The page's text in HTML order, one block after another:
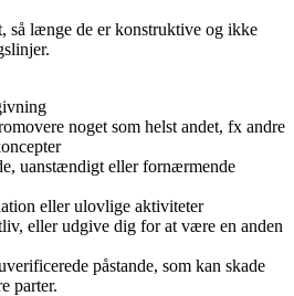
så længe de er konstruktive og ikke
noget som helst andet, fx andre
uanstændigt eller fornærmende
eller ulovlige aktiviteter
eller udgive dig for at være en anden
påstande, som kan skade
parter.